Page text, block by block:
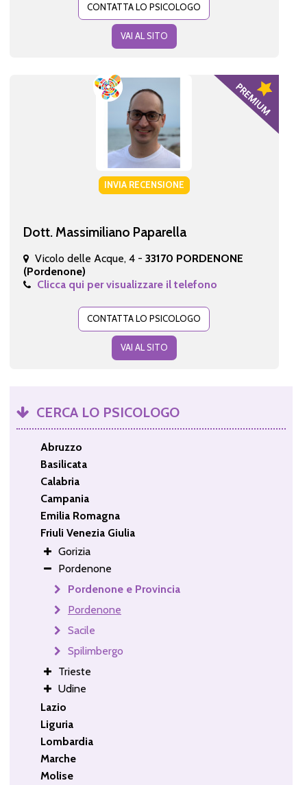
CONTATTA LO PSICOLOGO
VAI AL SITO
INVIA RECENSIONE
Dott. Massimiliano Paparella
Vicolo delle Acque, 4 - 33170 PORDENONE
(Pordenone)
Clicca qui per visualizzare il telefono
CONTATTA LO PSICOLOGO
VAI AL SITO
CERCA LO PSICOLOGO
Abruzzo
Basilicata
Calabria
Campania
Emilia Romagna
Friuli Venezia Giulia
Gorizia
Pordenone
Pordenone e Provincia
Pordenone
Sacile
Spilimbergo
Trieste
Udine
Lazio
Liguria
Lombardia
Marche
Molise